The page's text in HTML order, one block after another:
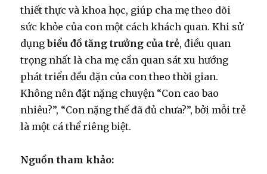
thiết thực và khoa học, giúp cha mẹ theo dõi
sức khỏe của con một cách khách quan. Khi sử
dụngbiểu đồ tăng trưởng của trẻ, điều quan
trọng nhất là cha mẹ cần quan sát xu hướng
phát triển đều đặn của con theo thời gian.
Không nên đặt nặng chuyện “Con cao bao
nhiêu?”, “Con nặng thế đã đủ chưa?”, bởi mỗi trẻ
là một cá thể riêng biệt.
Nguồn tham khảo: